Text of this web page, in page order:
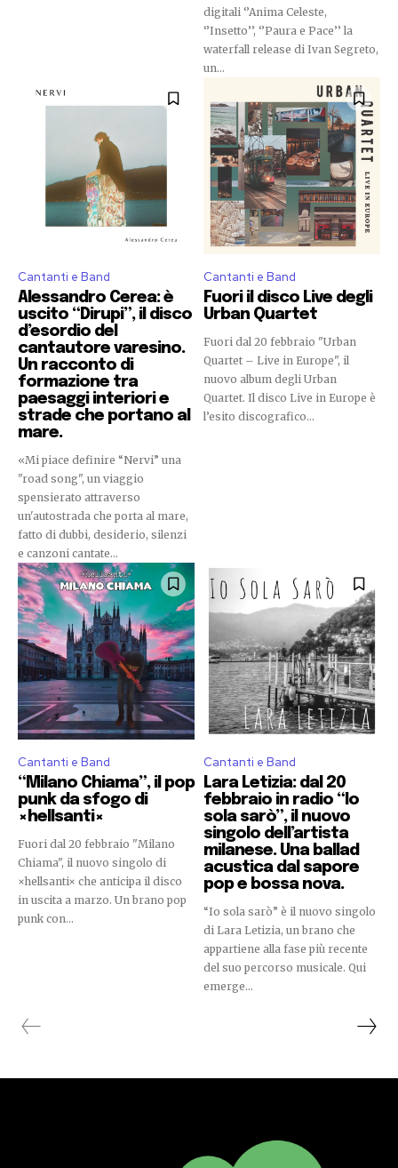
digitali ‘’Anima Celeste,
‘’Insetto’’, ‘’Paura e Pace’’ la
waterfall release di Ivan Segreto,
un...
Cantanti e Band
Alessandro Cerea: è
uscito “Dirupi”, il disco
d’esordio del
cantautore varesino.
Un racconto di
formazione tra
paesaggi interiori e
strade che portano al
mare.
«Mi piace definire “Nervi” una
"road song", un viaggio
spensierato attraverso
un'autostrada che porta al mare,
fatto di dubbi, desiderio, silenzi
e canzoni cantate...
Cantanti e Band
Fuori il disco Live degli
Urban Quartet
Fuori dal 20 febbraio "Urban
Quartet – Live in Europe", il
nuovo album degli Urban
Quartet. Il disco Live in Europe è
l’esito discografico...
Cantanti e Band
“Milano Chiama”, il pop
punk da sfogo di
×hellsanti×
Fuori dal 20 febbraio "Milano
Chiama", il nuovo singolo di
×hellsanti× che anticipa il disco
in uscita a marzo. Un brano pop
punk con...
Cantanti e Band
Lara Letizia: dal 20
febbraio in radio “Io
sola sarò”, il nuovo
singolo dell’artista
milanese. Una ballad
acustica dal sapore
pop e bossa nova.
“Io sola sarò” è il nuovo singolo
di Lara Letizia, un brano che
appartiene alla fase più recente
del suo percorso musicale. Qui
emerge...